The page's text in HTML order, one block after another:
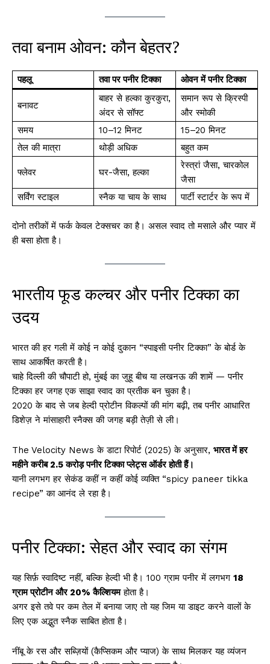
तवा बनाम ओवन: कौन बेहतर?
पहलू तवा पर पनीर टिक्का ओवन में पनीर टिक्का
बनावट
बाहर से हल्का कुरकुरा,
अंदर से सॉफ्ट
समान रूप से क्रिस्पी
और स्मोकी
समय
10–12 मिनट
15–20 मिनट
तेल की मात्रा
थोड़ी अधिक बहुत कम
फ्लेवर घर-जैसा, हल्का
रेस्त्रां जैसा, चारकोल
जैसा
सर्विंग स्टाइल
स्नैक या चाय के साथ पार्टी स्टार्टर के रूप में
दोनो तरीकों में फर्क केवल टेक्सचर का है। असल स्वाद तो मसाले और प्यार में
ही बसा होता है।
भारतीय फूड कल्चर और पनीर टिक्का का
उदय
भारत की हर गली में कोई न कोई दुकान “स्पाइसी पनीर टिक्का” के बोर्ड के
साथ आकर्षित करती है।
चाहे दिल्ली की चौपाटी हो, मुंबई का जुहू बीच या लखनऊ की शामें — पनीर
टिक्का हर जगह एक साझा स्वाद का प्रतीक बन चुका है।
2020 के बाद से जब हेल्दी प्रोटीन विकल्पों की मांग बढ़ी, तब पनीर आधारित
डिशेज़ ने मांसाहारी स्नैक्स की जगह बड़ी तेज़ी से ली।
The Velocity News के डाटा रिपोर्ट (2025) के अनुसार, भारत में हर
महीने करीब 2.5 करोड़ पनीर टिक्का प्लेट्स ऑर्डर होती हैं।
यानी लगभग हर सेकंड कहीं न कहीं कोई व्यक्ति “spicy paneer tikka
recipe” का आनंद ले रहा है।
पनीर टिक्का: सेहत और स्वाद का संगम
यह सिर्फ़ स्वादिष्ट नहीं, बल्कि हेल्दी भी है। 100 ग्राम पनीर में लगभग 18
ग्राम प्रोटीन और 20% कैल्शियमहोता है।
अगर इसे तवे पर कम तेल में बनाया जाए तो यह जिम या डाइट करने वालों के
लिए एक अद्भुत स्नैक साबित होता है।
नींबू के रस और सब्ज़ियों (कैप्सिकम और प्याज) के साथ मिलकर यह व्यंजन